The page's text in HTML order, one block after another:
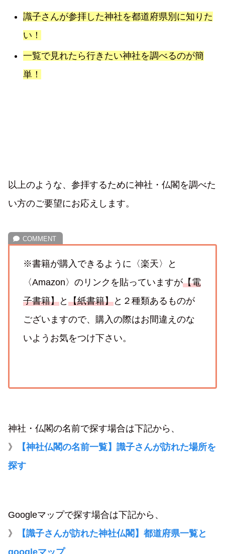
識子さんが参拝した神社を都道府県別に知りた
い！
一覧で見れたら行きたい神社を調べるのが簡
単！
以上のような、参拝するために神社・仏閣を調べた
い方のご要望にお応えします。
※書籍が購入できるように〈楽天〉と
〈Amazon〉のリンクを貼っていますが【電
子書籍】と 【紙書籍】と２種類あるものが
ございますので、購入の際はお間違えのな
いようお気をつけ下さい。
神社・仏閣の名前で探す場合は下記から、
》
【神社仏閣の名前一覧】識子さんが訪れた場所を
探す
Googleマップで探す場合は下記から、
》
【識子さんが訪れた神社仏閣】都道府県一覧と